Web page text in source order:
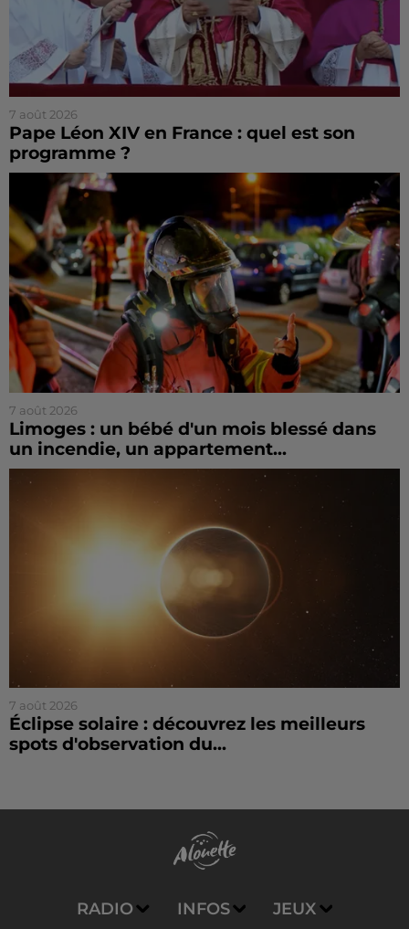
7 août 2026
Pape Léon XIV en France : quel est son
programme ?
7 août 2026
Limoges : un bébé d'un mois blessé dans
un incendie, un appartement...
7 août 2026
Éclipse solaire : découvrez les meilleurs
spots d'observation du...
RADIO INFOS JEUX